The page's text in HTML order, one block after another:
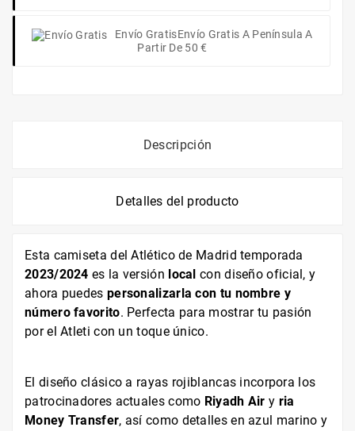
Envío GratisEnvío Gratis A Península A
Partir De 50 €
Descripción
Detalles del producto
Esta camiseta del Atlético de Madrid temporada
2023/2024 es la versión local con diseño oficial, y
ahora puedes personalizarla con tu nombre y
número favorito. Perfecta para mostrar tu pasión
por el Atleti con un toque único.
El diseño clásico a rayas rojiblancas incorpora los
patrocinadores actuales como Riyadh Air y ria
Money Transfer, así como detalles en azul marino y